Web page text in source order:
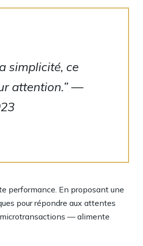
simplicité, ce
attention.” —
performance. En proposant une
pour répondre aux attentes
— alimente